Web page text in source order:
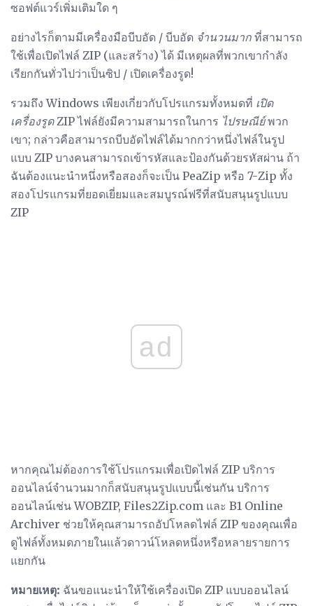
ซอฟต์แวร์เพิ่มเติมใด ๆ
อย่างไรก็ตามมีเครื่องมือบีบอัด / บีบอัด จำนวนมาก ที่สามารถ
ใช้เพื่อเปิดไฟล์ ZIP (และสร้าง) ได้ มีเหตุผลที่พวกเขากำลัง
เรียกกันทั่วไปว่าเป็นซิป / เปิดเครื่องรูด!
รวมถึง Windows เพียงเกี่ยวกับโปรแกรมทั้งหมดที่ เปิด
เครื่องรูดZIP ไฟล์ยังมีความสามารถในการ ไปรษณีย์พวก
เขา; กล่าวคือสามารถบีบอัดไฟล์ได้มากกว่าหนึ่งไฟล์ในรูป
แบบ ZIP บางคนสามารถเข้ารหัสและป้องกันด้วยรหัสผ่าน ถ้า
ฉันต้องแนะนำหนึ่งหรือสองก็จะเป็น PeaZip หรือ 7-Zip ทั้ง
สองโปรแกรมที่ยอดเยี่ยมและสมบูรณ์ฟรีที่สนับสนุนรูปแบบ
ZIP
ad
หากคุณไม่ต้องการใช้โปรแกรมเพื่อเปิดไฟล์ ZIP บริการ
ออนไลน์จำนวนมากก็สนับสนุนรูปแบบนี้เช่นกัน บริการ
ออนไลน์เช่น WOBZIP, Files2Zip.com และ B1 Online
Archiver ช่วยให้คุณสามารถอัปโหลดไฟล์ ZIP ของคุณเพื่อ
ดูไฟล์ทั้งหมดภายในแล้วดาวน์โหลดหนึ่งหรือหลายรายการ
แยกกัน
หมายเหตุ: ฉันขอแนะนำให้ใช้เครื่องเปิด ZIP แบบออนไลน์